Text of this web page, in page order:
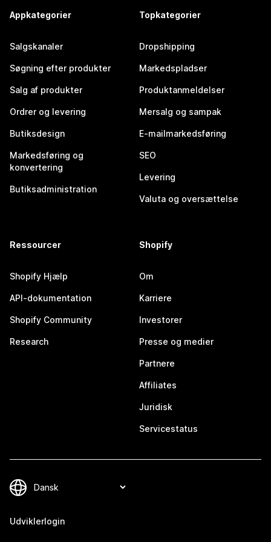
Appkategorier
Salgskanaler
Søgning efter produkter
Salg af produkter
Ordrer og levering
Butiksdesign
Markedsføring og
konvertering
Butiksadministration
Topkategorier
Dropshipping
Markedspladser
Produktanmeldelser
Mersalg og sampak
E-mailmarkedsføring
SEO
Levering
Valuta og oversættelse
Ressourcer
Shopify Hjælp
API-dokumentation
Shopify Community
Research
Shopify
Om
Karriere
Investorer
Presse og medier
Partnere
Affiliates
Juridisk
Servicestatus
Udviklerlogin